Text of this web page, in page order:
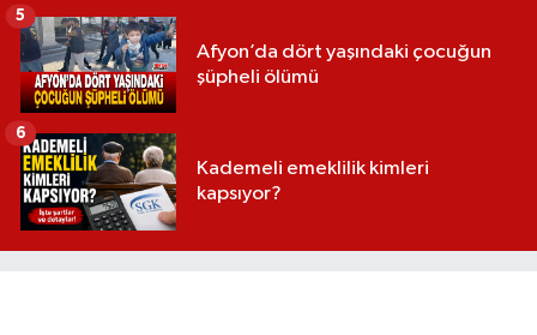
Afyon’da dört yaşındaki çocuğun
şüpheli ölümü
5
Kademeli emeklilik kimleri
kapsıyor?
6